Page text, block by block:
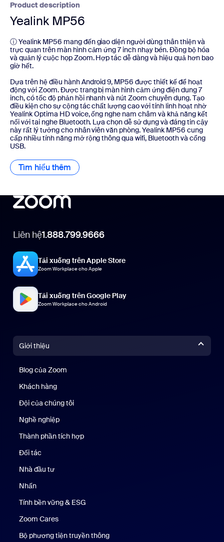
Product description
Yealink MP56
ⓘ Yealink MP56 mang đến giao diện người dùng thân thiện và
trực quan trên màn hình cảm ứng 7 inch nhạy bén. Đồng bộ hóa
và quản lý cuộc họp Zoom. Hợp tác dễ dàng và hiệu quả hơn bao
giờ hết.
Dựa trên hệ điều hành Android 9, MP56 được thiết kế để hoạt
động với Zoom. Được trang bị màn hình cảm ứng điện dung 7
inch, có tốc độ phản hồi nhanh và nút Zoom chuyên dụng. Tạo
điều kiện cho sự cộng tác chất lượng cao với tính linh hoạt nhờ
Yealink Optima HD voice, ống nghe nam châm và khả năng kết
nối với tai nghe Bluetooth. Lựa chọn dễ sử dụng và đáng tin cậy
này rất lý tưởng cho nhân viên văn phòng. Yealink MP56 cung
cấp nhiều tính năng mở rộng thông qua wifi, Bluetooth và cổng
USB.
Tìm hiểu thêm Tìm hiểu thêm
Liên hệ1.888.799.9666
Tải xuống trên Apple Store
Zoom Workplace cho Apple
Tải xuống trên Google Play
Zoom Workplace cho Android
Giới thiệu
Blog của Zoom
Khách hàng
Đội của chúng tôi
Nghề nghiệp
Thành phần tích hợp
Đối tác
Nhà đầu tư
Nhấn
Tính bền vững & ESG
Zoom Cares
Bộ phương tiện truyền thông